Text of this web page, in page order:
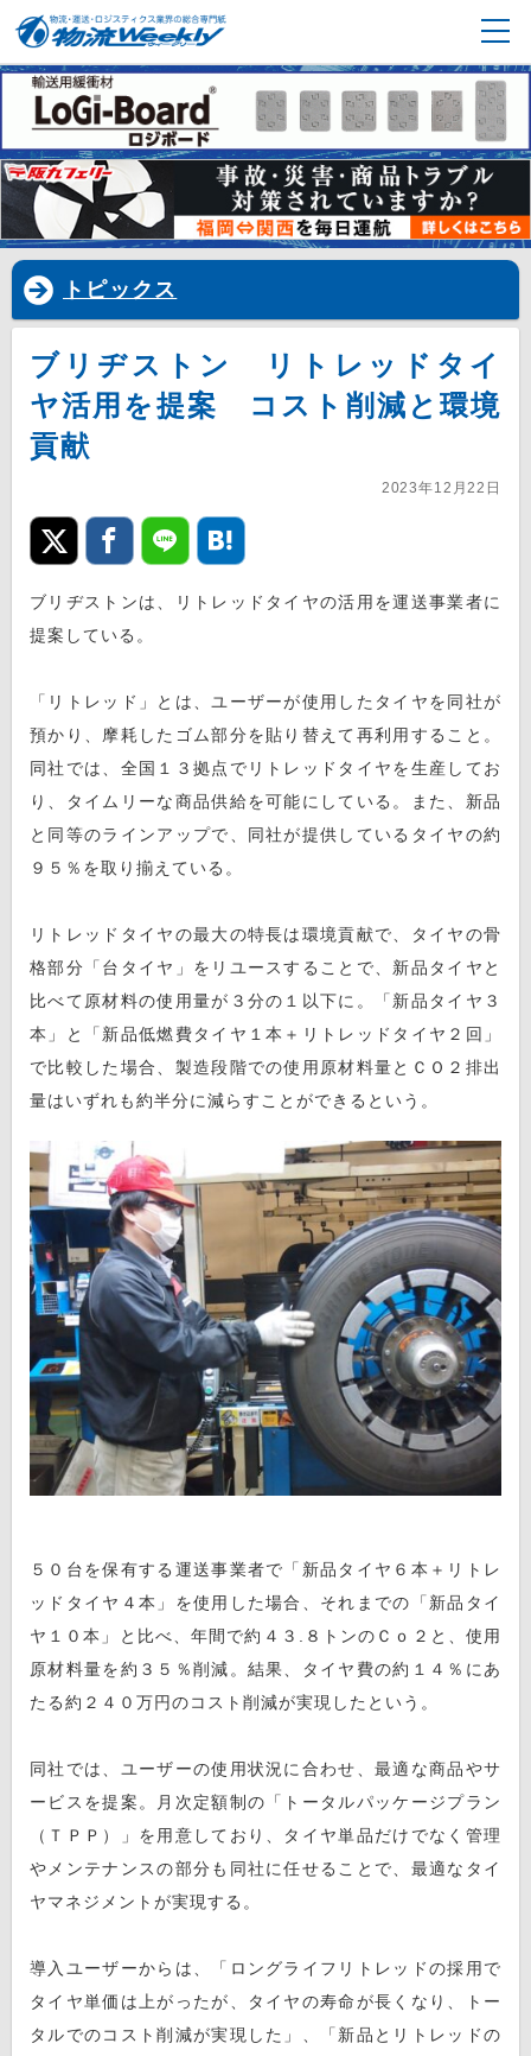
トピックス
ブリヂストン リトレッドタイ
ヤ活用を提案 コスト削減と環境
貢献
2023年12月22日
ブリヂストンは、リトレッドタイヤの活用を運送事業者に
提案している。
「リトレッド」とは、ユーザーが使用したタイヤを同社が
預かり、摩耗したゴム部分を貼り替えて再利用すること。
同社では、全国１３拠点でリトレッドタイヤを生産してお
り、タイムリーな商品供給を可能にしている。また、新品
と同等のラインアップで、同社が提供しているタイヤの約
９５％を取り揃えている。
リトレッドタイヤの最大の特長は環境貢献で、タイヤの骨
格部分「台タイヤ」をリユースすることで、新品タイヤと
比べて原材料の使用量が３分の１以下に。「新品タイヤ３
本」と「新品低燃費タイヤ１本＋リトレッドタイヤ２回」
で比較した場合、製造段階での使用原材料量とＣＯ２排出
量はいずれも約半分に減らすことができるという。
５０台を保有する運送事業者で「新品タイヤ６本＋リトレ
ッドタイヤ４本」を使用した場合、それまでの「新品タイ
ヤ１０本」と比べ、年間で約４３.８トンのＣｏ２と、使用
原材料量を約３５％削減。結果、タイヤ費の約１４％にあ
たる約２４０万円のコスト削減が実現したという。
同社では、ユーザーの使用状況に合わせ、最適な商品やサ
ービスを提案。月次定額制の「トータルパッケージプラン
（ＴＰＰ）」を用意しており、タイヤ単品だけでなく管理
やメンテナンスの部分も同社に任せることで、最適なタイ
ヤマネジメントが実現する。
導入ユーザーからは、「ロングライフリトレッドの採用で
タイヤ単価は上がったが、タイヤの寿命が長くなり、トー
タルでのコスト削減が実現した」、「新品とリトレッドの